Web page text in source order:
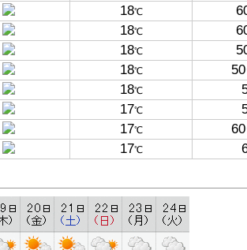
18℃
18℃
18℃
18℃ 50
18℃
17℃
17℃ 60
17℃